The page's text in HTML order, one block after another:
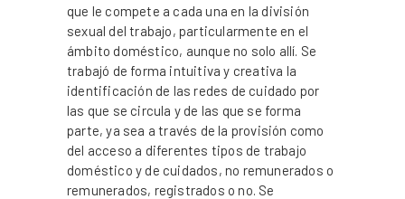
que le compete a cada una en la división
sexual del trabajo, particularmente en el
ámbito doméstico, aunque no solo allí. Se
trabajó de forma intuitiva y creativa la
identificación de las redes de cuidado por
las que se circula y de las que se forma
parte, ya sea a través de la provisión como
del acceso a diferentes tipos de trabajo
doméstico y de cuidados, no remunerados o
remunerados, registrados o no. Se